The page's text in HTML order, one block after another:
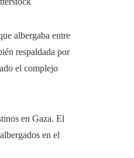
albergaba entre
respaldada por
el complejo
en Gaza. El
en el